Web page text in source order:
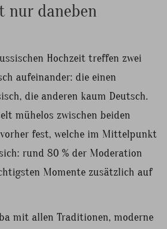
nur daneben
Hochzeit treffen zwei
aufeinander: die einen
die anderen kaum Deutsch.
mühelos zwischen beiden
fest, welche im Mittelpunkt
rund 80 % der Moderation
Momente zusätzlich auf
mit allen Traditionen, moderne